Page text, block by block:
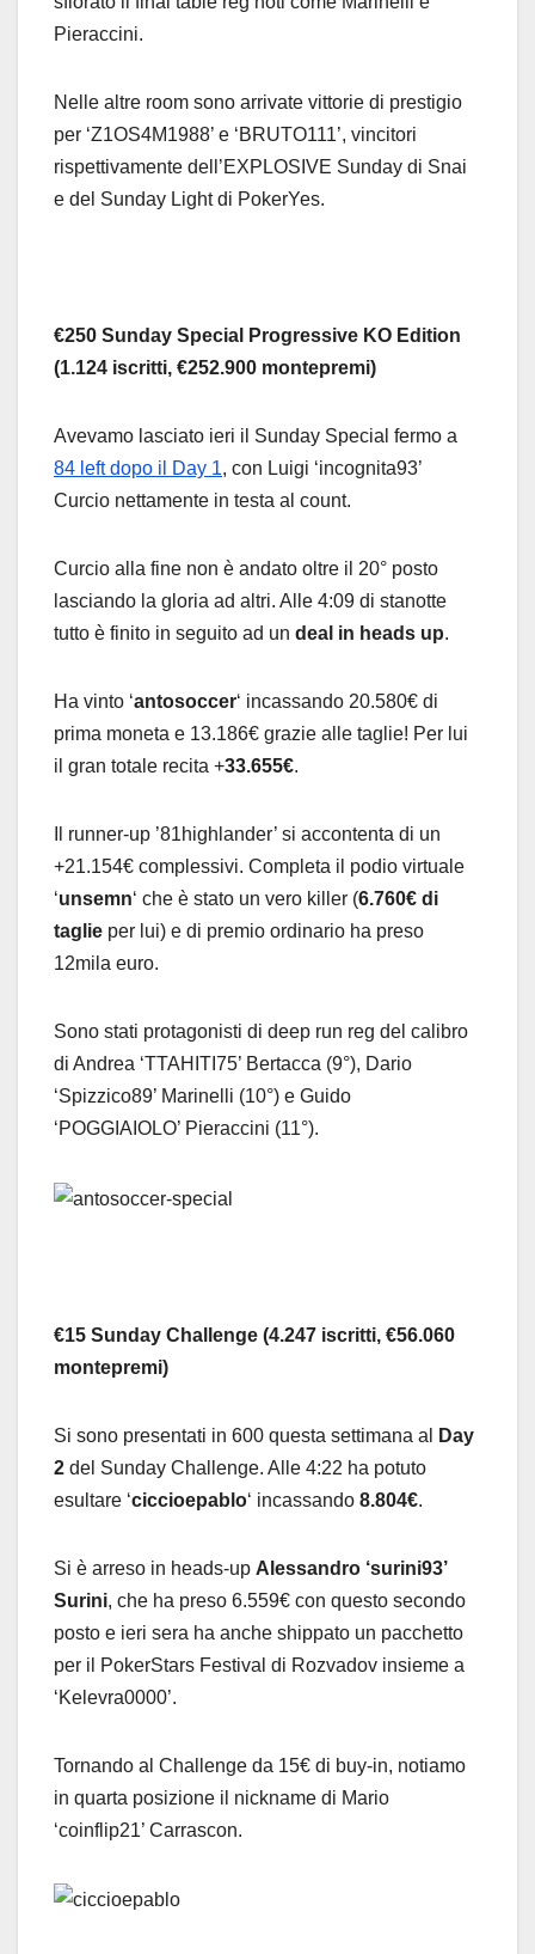
Pieraccini.
Nelle altre room sono arrivate vittorie di prestigio
per ‘Z1OS4M1988’ e ‘BRUTO111’, vincitori
rispettivamente dell’EXPLOSIVE Sunday di Snai
e del Sunday Light di PokerYes.
€250 Sunday Special Progressive KO Edition
(1.124 iscritti, €252.900 montepremi)
Avevamo lasciato ieri il Sunday Special fermo a
84 left dopo il Day 1, con Luigi ‘incognita93’
Curcio nettamente in testa al count.
Curcio alla fine non è andato oltre il 20° posto
lasciando la gloria ad altri. Alle 4:09 di stanotte
tutto è finito in seguito ad un deal in heads up.
Ha vinto ‘antosoccer‘ incassando 20.580€ di
prima moneta e 13.186€ grazie alle taglie! Per lui
il gran totale recita +33.655€.
Il runner-up ’81highlander’ si accontenta di un
+21.154€ complessivi. Completa il podio virtuale
‘unsemn‘ che è stato un vero killer (6.760€ di
taglie per lui) e di premio ordinario ha preso
12mila euro.
Sono stati protagonisti di deep run reg del calibro
di Andrea ‘TTAHITI75’ Bertacca (9°), Dario
‘Spizzico89’ Marinelli (10°) e Guido
‘POGGIAIOLO’ Pieraccini (11°).
€15 Sunday Challenge (4.247 iscritti, €56.060
montepremi)
Si sono presentati in 600 questa settimana al
Day
2 del Sunday Challenge. Alle 4:22 ha potuto
esultare ‘ciccioepablo‘ incassando 8.804€.
Si è arreso in heads-up Alessandro ‘surini93’
Surini, che ha preso 6.559€ con questo secondo
posto e ieri sera ha anche shippato un pacchetto
per il PokerStars Festival di Rozvadov insieme a
‘Kelevra0000’.
Tornando al Challenge da 15€ di buy-in, notiamo
in quarta posizione il nickname di Mario
‘coinflip21’ Carrascon.